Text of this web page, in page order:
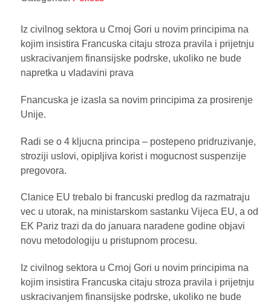
Iz civilnog sektora u Crnoj Gori u novim principima na
kojim insistira Francuska citaju stroza pravila i prijetnju
uskracivanjem finansijske podrske, ukoliko ne bude
napretka u vladavini prava
Fnancuska je izasla sa novim principima za prosirenje
Unije.
Radi se o 4 kljucna principa – postepeno pridruzivanje,
stroziji uslovi, opipljiva korist i mogucnost suspenzije
pregovora.
Clanice EU trebalo bi francuski predlog da razmatraju
vec u utorak, na ministarskom sastanku Vijeca EU, a od
EK Pariz trazi da do januara naradene godine objavi
novu metodologiju u pristupnom procesu.
Iz civilnog sektora u Crnoj Gori u novim principima na
kojim insistira Francuska citaju stroza pravila i prijetnju
uskracivanjem finansijske podrske, ukoliko ne bude